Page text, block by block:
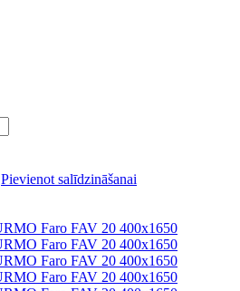
Pievienot salīdzināšanai